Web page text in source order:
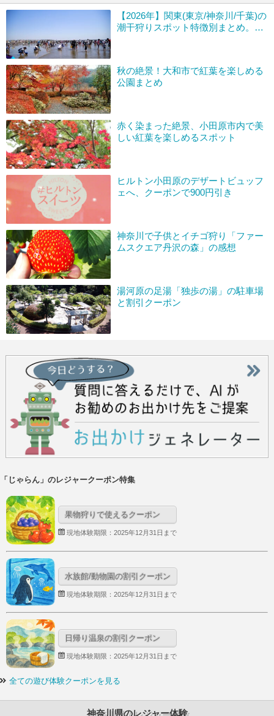
【2026年】関東(東京/神奈川/千葉)の
潮干狩りスポット特徴別まとめ。混
秋の絶景！大和市で紅葉を楽しめる
公園まとめ
赤く染まった絶景、小田原市内で美
しい紅葉を楽しめるスポット
ヒルトン小田原のデザートビュッフ
ェへ、クーポンで900円引き
神奈川で子供とイチゴ狩り「ファー
ムスクエア丹沢の森」の感想
湯河原の足湯「独歩の湯」の駐車場
と割引クーポン
「じゃらん」のレジャークーポン特集
果物狩りで使えるクーポン
現地体験期限：2025年12月31日まで
水族館/動物園の割引クーポン
現地体験期限：2025年12月31日まで
日帰り温泉の割引クーポン
現地体験期限：2025年12月31日まで
全ての遊び体験クーポンを見る
神奈川県のレジャー体験